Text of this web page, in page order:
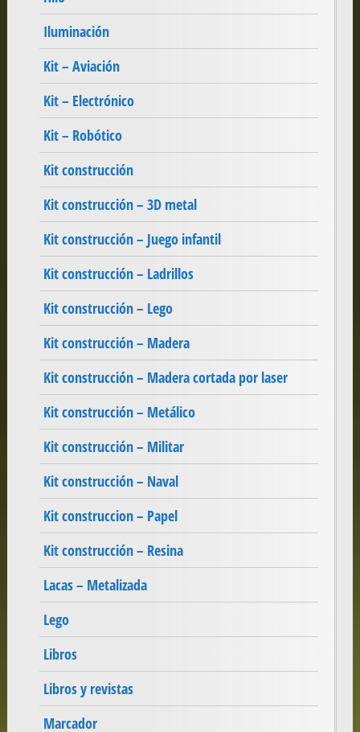
Iluminación
Kit – Aviación
Kit – Electrónico
Kit – Robótico
Kit construcción
Kit construcción – 3D metal
Kit construcción – Juego infantil
Kit construcción – Ladrillos
Kit construcción – Lego
Kit construcción – Madera
Kit construcción – Madera cortada por laser
Kit construcción – Metálico
Kit construcción – Militar
Kit construcción – Naval
Kit construccion – Papel
Kit construcción – Resina
Lacas – Metalizada
Lego
Libros
Libros y revistas
Marcador